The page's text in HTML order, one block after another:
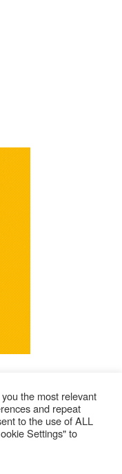
Trouver Poly ?
Magazine Poly – BKN
the most relevant
and repeat
to the use of ALL
Settings" to